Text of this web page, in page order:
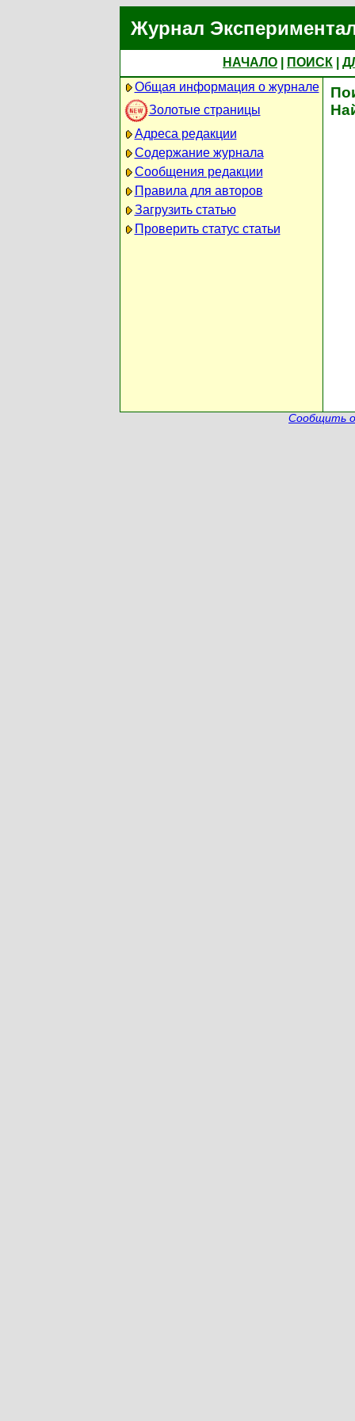
Журнал
НАЧАЛО ПОИСК
Общая информация о журнале
Золотые страницы
Адреса редакции
Содержание журнала
Сообщения редакции
Правила для авторов
Загрузить статью
Проверить статус статьи
Сообщить о